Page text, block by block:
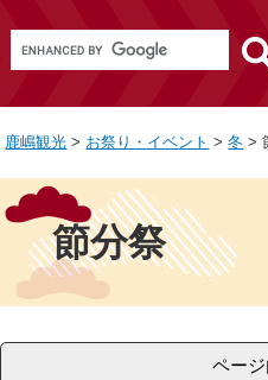
ジ
の
先
す
ュ
ー
を
し
本
文
へ
光
サ
イ
ト
o
l
カ
ス
ム
検
鹿嶋観光 > お祭り・イベント >冬 >
文
節分祭
ペー